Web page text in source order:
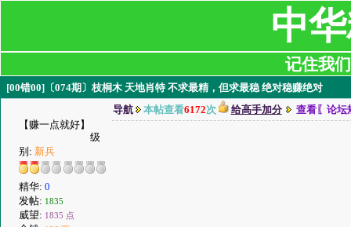
中
记住我
[00错00]〔074期〕枝桐木 天地肖特 不求最精，但求最稳 绝对稳赚绝对
【赚一点就好】
级
别: 新兵
精华: 0
发帖: 1835
威望: 1835 点
导航 本帖查看6172次 给高手加分 查看〖论坛